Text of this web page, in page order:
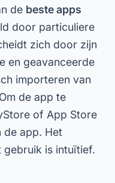
de beste apps
door particuliere
zich door zijn
en geavanceerde
importeren van
de app te
of App Store
de app. Het
gebruik is intuïtief.